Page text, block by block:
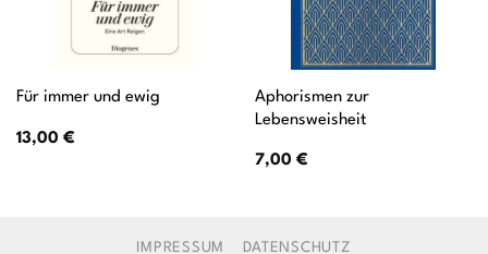
Für immer und ewig
13,00 €
Aphorismen zur
Lebensweisheit
7,00 €
IMPRESSUM DATENSCHUTZ